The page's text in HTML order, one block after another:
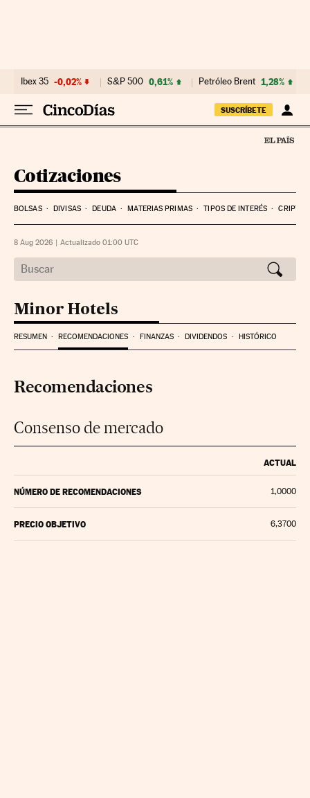
Ibex 35 -0,02% S&P 500 0,61% Petróleo Brent 1,28%
SUSCRÍBETE
Cotizaciones
BOLSAS DIVISAS DEUDA MATERIAS PRIMAS TIPOS DE INTERÉS
8 Aug 2026 | Actualizado 01:00 UTC
Minor Hotels
RESUMEN RECOMENDACIONES FINANZAS DIVIDENDOS HISTÓRICO
Recomendaciones
Consenso de mercado
ACTUAL
NÚMERO DE RECOMENDACIONES 1,0000
PRECIO OBJETIVO 6,3700